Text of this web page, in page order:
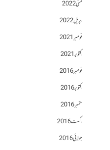
مئی 2022
اپریل 2022
نومبر 2021
اکتوبر 2021
نومبر 2016
اکتوبر 2016
ستمبر 2016
اگست 2016
جولائی 2016